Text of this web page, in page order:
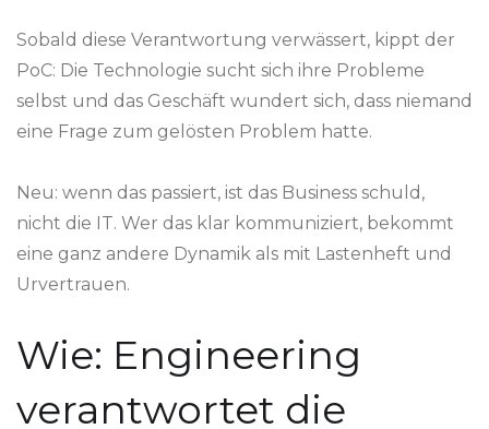
Sobald diese Verantwortung verwässert, kippt der
PoC: Die Technologie sucht sich ihre Probleme
selbst und das Geschäft wundert sich, dass niemand
eine Frage zum gelösten Problem hatte.
Neu: wenn das passiert, ist das Business schuld,
nicht die IT. Wer das klar kommuniziert, bekommt
eine ganz andere Dynamik als mit Lastenheft und
Urvertrauen.
Wie: Engineering
verantwortet die